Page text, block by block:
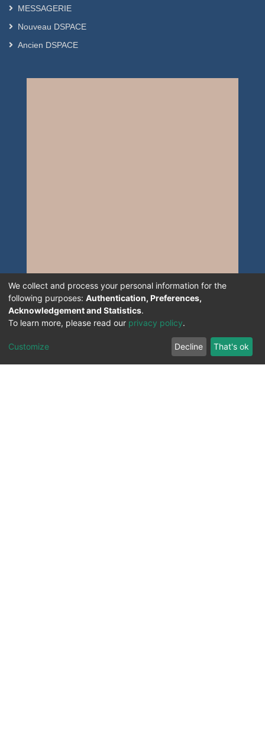
MESSAGERIE
Nouveau DSPACE
Ancien DSPACE
We collect and process your personal information for the
following purposes: Authentication, Preferences,
Acknowledgement and Statistics.
To learn more, please read our privacy policy.
Customize Decline That's ok